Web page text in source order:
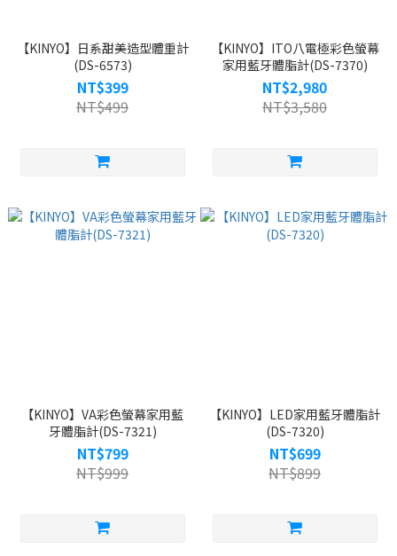
【KINYO】日系甜美造型體重計
(DS-6573)
NT$399
NT$499
【KINYO】ITO八電極彩色螢幕
家用藍牙體脂計(DS-7370)
NT$2,980
NT$3,580
【KINYO】VA彩色螢幕家用藍
牙體脂計(DS-7321)
NT$799
NT$999
【KINYO】LED家用藍牙體脂計
(DS-7320)
NT$699
NT$899